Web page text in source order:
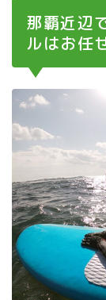
那覇近辺
ルはお任